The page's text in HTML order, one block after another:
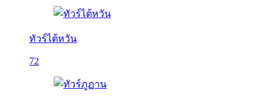
ทัวร์ไต้หวัน
72